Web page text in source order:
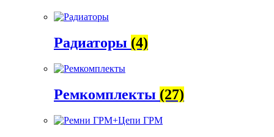
Радиаторы (4)
Ремкомплекты (27)